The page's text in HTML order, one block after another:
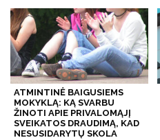
ATMINTINĖ BAIGUSIEMS
MOKYKLĄ: KĄ SVARBU
ŽINOTI APIE PRIVALOMĄJĮ
SVEIKATOS DRAUDIMĄ, KAD
NESUSIDARYTŲ SKOLA